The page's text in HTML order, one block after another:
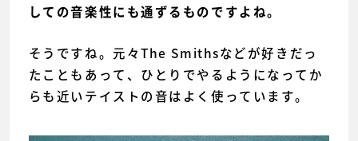
しての音楽性にも通ずるものですよね。
そうですね。元々The Smithsなどが好きだっ
たこともあって、ひとりでやるようになってか
らも近いテイストの音はよく使っています。